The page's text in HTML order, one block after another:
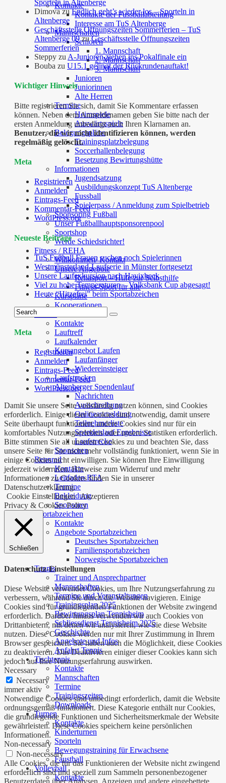
Kontakte
Kontakte der Fussballabteilung
Interesse am TuS Altenberge
Mannschaften
Senioren
1. Mannschaft
2. Mannschaft
3. Mannschaft
Junioren
Juniorinnen
Alte Herren
Termine
Heimspiele
Auswärtsspiele
Belegungspläne
Trainingsplatzbelegung
Soccerhallenbelegung
Besetzung Bewirtungshütte
Informationen
Jugendsatzung
Ausbildungskonzept TuS Altenberge
Fussball
Spielerpass / Anmeldung zum Spielbetrieb
Sponsoring Fußball
Unser Fußballhauptsponsorenpool
Sportshop
Werde Schiedsrichter!
Fitness / REHA
Willkommen/ Kontakt
Unsere Angebote
Rehasport – Hilfe zur Selbsthilfe
Fitness-Sport für alle
Kurspläne
Kooperationen
Laufen
Kontakte
Lauftreff
Laufkalender
Kursangebot Laufen
Laufanfänger
Wiedereinsteiger
Laufstrecken
Altenberger Spendenlauf
Nachrichten
Ausschreibung
Onlineanmeldung
Teilnehmerliste
Spendenlauf Ergebnisse
Laufstrecke
Sponsoren
Rennrad
Kontakte
Leitfaden RTA
Termine
Bekleidung
Sponsoren
Sportabzeichen
Kontakte
Angebote Sportabzeichen
Deutsches Sportabzeichen
Familiensportabzeichen
Norwegische Sportabzeichen
Tennis
Trainer und Ansprechpartner
Mannschaften
Termine und Veranstaltungen
Trainingsplan 2025
Bewirtungsplan Tennisheim
Schliessdienst Tennisheim 2025
Geschichte
Angebote und Infos
Anfahrt Tennis
Tischtennis
Kontakte
Mannschaften
Termine
Trainingszeiten
Downloads
Turnen
Kontakte
Kinderturnen
Sporteln
Bewegungstraining für Erwachsene
Faustball
Volleyball
Kontakte
Sporteln in Altenberge
DimovazuEndlich geht’s wieder los – Sporteln in
Altenberge
Geschäftsstelle Öffnungszeiten Sommerferien – TuS
Altenberge 09zuGeschäftsstelle Öffnungszeiten
Sommerferien
Steppy zu A-Junioren ziehen ins Pokalfinale ein
Bouba zu U15.1 gelingt der Rückrundenauftakt!
Wichtiger Hinweis
Bitte registrieren Sie sich, damit Sie Kommentare erfassen
können. Neben dem Anmeldenamen geben Sie bitte nach der
ersten Anmeldung unbedingt auch Ihren Klarnamen an.
Benutzer, die wir nicht identifizieren können, werden
regelmäßig gelöscht.
Meta
Registrieren
Anmelden
Eintrags-Feed
Kommentar-Feed
WordPress.org
Neueste Beiträge
TuS Fußball Frauen suchen noch Spielerinnen
Westmünsterland-Laufserie in Münster fortgesetzt
Unsere Laufexkursion nach Havixbeck
Viel zu hohe Temperaturen – Volksbank Cup abgesagt!
Heute “Hitzefrei” beim Sportabzeichen
Meta
Registrieren
Anmelden
Eintrags-Feed
Kommentar-Feed
WordPress.org
Damit Sie unsere Seite vollständig nutzen können, sind Cookies
erforderlich. Einige dieser Cookies sind notwendig, damit unsere
Seite überhaupt funktioniert, andere Cookies sind nur für ein
komfortables Nutzungserlebnis oder unsere Statistiken erforderlich.
Bitte stimmen Sie all unseren Cookies zu und beachten Sie, dass
unsere Seite für Sie nicht mehr vollständig funktioniert, wenn Sie in
einige Cookies nicht einwilligen. Sie können Ihre Einwilligung
jederzeit widerrufen. Hinweise zum Widerruf und mehr
Informationen zu Cookies finden Sie in unserer
Datenschutzerklärung.
Cookie Einstellungen Akzeptieren
Privacy & Cookies Policy
Schließen
Datenschutz-Einstellungen
Diese Website verwendet Cookies, um Ihre Nutzungserfahrung zu
verbessern, während Sie durch die Website navigieren. Einige
Cookies sind für grundlegenden Funktionen der Website zwingend
erforderlich. Darüber hinaus verwenden wir auch Cookies von
Drittanbietern, mit denen wir analysieren, wie Sie diese Website
nutzen. Diese Cookies werden nur mit Ihrer Zustimmung in Ihrem
Browser gespeichert. Sie haben auch die Möglichkeit, diese Cookies
zu deaktivieren. Das Deaktivieren einiger dieser Cookies kann sich
jedoch auf Ihre Nutzungserfahrung auswirken.
Necessary
Necessary
immer aktiv
Notwendige Cookies sind unbedingt erforderlich, damit die Website
ordnungsgemäß funktioniert. Diese Kategorie enthält nur Cookies,
die grundlegende Funktionen und Sicherheitsmerkmale der Website
gewährleisten. Diese Cookies speichern keine persönlichen
Informationen.
Non-necessary
Non-necessary
Alle Cookies, die für das Funktionieren der Website nicht zwingend
erforderlich sind und speziell zum Sammeln personenbezogener
Benutzerdaten über Analysen, Anzeigen und andere eingebettete